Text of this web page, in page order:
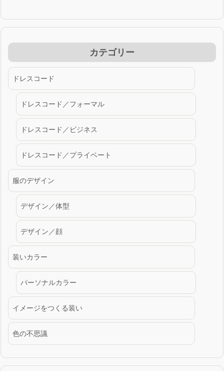
カテゴリー
ドレスコード
ドレスコード／フォーマル
ドレスコード／ビジネス
ドレスコード／プライベート
服のデザイン
デザイン／体型
デザイン／顔
装いカラー
パーソナルカラー
イメージをつくる装い
色の不思議